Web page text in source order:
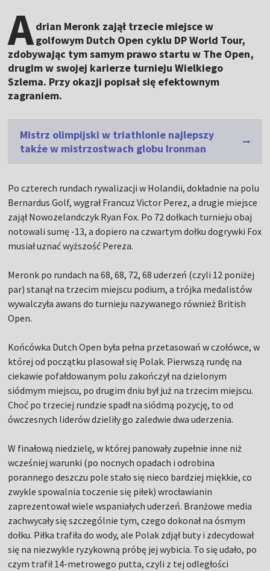
Adrian Meronk zajął trzecie miejsce w
golfowym Dutch Open cyklu DP World Tour,
zdobywając tym samym prawo startu w The Open,
drugim w swojej karierze turnieju Wielkiego
Szlema. Przy okazji popisał się efektownym
zagraniem.
Mistrz olimpijski w triathlonie najlepszy
także w mistrzostwach globu Ironman
Po czterech rundach rywalizacji w Holandii, dokładnie na polu
Bernardus Golf, wygrał Francuz Victor Perez, a drugie miejsce
zajął Nowozelandczyk Ryan Fox. Po 72 dołkach turnieju obaj
notowali sumę -13, a dopiero na czwartym dołku dogrywki Fox
musiał uznać wyższość Pereza.
Meronk po rundach na 68, 68, 72, 68 uderzeń (czyli 12 poniżej
par) stanął na trzecim miejscu podium, a trójka medalistów
wywalczyła awans do turnieju nazywanego również British
Open.
Końcówka Dutch Open była pełna przetasowań w czołówce, w
której od początku plasował się Polak. Pierwszą rundę na
ciekawie pofałdowanym polu zakończył na dzielonym
siódmym miejscu, po drugim dniu był już na trzecim miejscu.
Choć po trzeciej rundzie spadł na siódmą pozycję, to od
ówczesnych liderów dzieliły go zaledwie dwa uderzenia.
W finałową niedzielę, w której panowały zupełnie inne niż
wcześniej warunki (po nocnych opadach i odrobina
porannego deszczu pole stało się nieco bardziej miękkie, co
zwykle spowalnia toczenie się piłek) wrocławianin
zaprezentował wiele wspaniałych uderzeń. Branżowe media
zachwycały się szczególnie tym, czego dokonał na ósmym
dołku. Piłka trafiła do wody, ale Polak zdjął buty i zdecydował
się na niezwykle ryzykowną próbę jej wybicia. To się udało, po
czym trafił 14-metrowego putta, czyli z tej odległości